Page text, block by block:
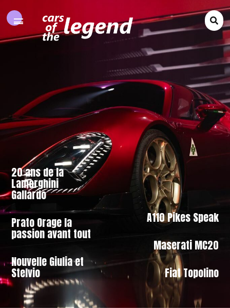
20 ans de la
Lamorghini
Gallardo
Prato Orage la
passion avant tout
Nouvelle Giulia et
Stelvio
A110 Pikes Speak
Maserati MC20
Fiat Topolino